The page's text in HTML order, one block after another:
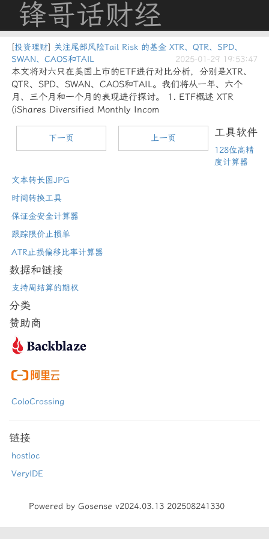
锋哥话财经
[投资理财] 关注尾部风险Tail Risk 的基金 XTR、QTR、SPD、
SWAN、CAOS和TAIL
2025-01-29 19:53:47
本文将对六只在美国上市的ETF进行对比分析，分别是XTR、
QTR、SPD、SWAN、CAOS和TAIL。我们将从一年、六个
月、三个月和一个月的表现进行探讨。 1. ETF概述 XTR
(iShares Diversified Monthly Incom
下一页 上一页 工具软件
128位高精
度计算器
文本转长图JPG
时间转换工具
保证金安全计算器
跟踪限价止损单
ATR止损偏移比率计算器
数据和链接
支持周结算的期权
分类
赞助商
ColoCrossing
链接
hostloc
VeryIDE
Powered by Gosense v2024.03.13 202508241330